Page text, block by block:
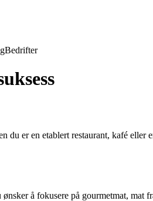
Bedrifter
er en etablert restaurant, kafé
å fokusere på gourmetmat,